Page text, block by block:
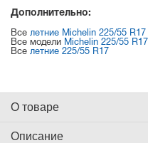
Дополнительно:
Все летние Michelin 225/55 R17
Все модели Michelin 225/55 R17
Все летние 225/55 R17
О товаре
Описание